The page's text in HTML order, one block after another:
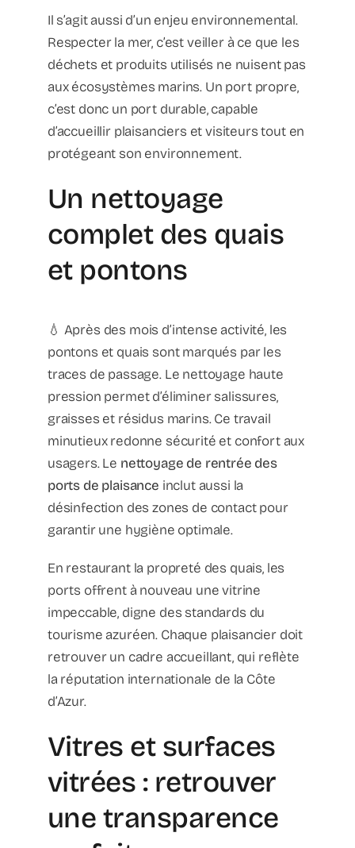
Il s’agit aussi d’un enjeu environnemental.
Respecter la mer, c’est veiller à ce que les
déchets et produits utilisés ne nuisent pas
aux écosystèmes marins. Un port propre,
c’est donc un port durable, capable
d’accueillir plaisanciers et visiteurs tout en
protégeant son environnement.
Un nettoyage
complet des quais
et pontons
💧 Après des mois d’intense activité, les
pontons et quais sont marqués par les
traces de passage. Le nettoyage haute
pression permet d’éliminer salissures,
graisses et résidus marins. Ce travail
minutieux redonne sécurité et confort aux
usagers. Le nettoyage de rentrée des
ports de plaisance inclut aussi la
désinfection des zones de contact pour
garantir une hygiène optimale.
En restaurant la propreté des quais, les
ports offrent à nouveau une vitrine
impeccable, digne des standards du
tourisme azuréen. Chaque plaisancier doit
retrouver un cadre accueillant, qui reflète
la réputation internationale de la Côte
d’Azur.
Vitres et surfaces
vitrées : retrouver
une transparence